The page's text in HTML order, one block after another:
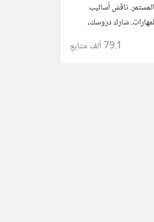
ناقش أساليب
شارك دروسك،
معلمين وطلاب يسعون
79.1 ألف متابع